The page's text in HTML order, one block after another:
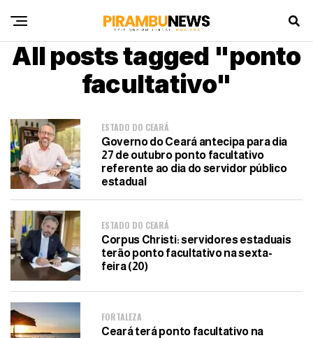
All posts tagged "ponto
facultativo"
ESTADO DO CEARÁ
Governo do Ceará antecipa para dia
27 de outubro ponto facultativo
referente ao dia do servidor público
estadual
ESTADO DO CEARÁ
Corpus Christi: servidores estaduais
terão ponto facultativo na sexta-
feira (20)
FORTALEZA
Ceará terá ponto facultativo na